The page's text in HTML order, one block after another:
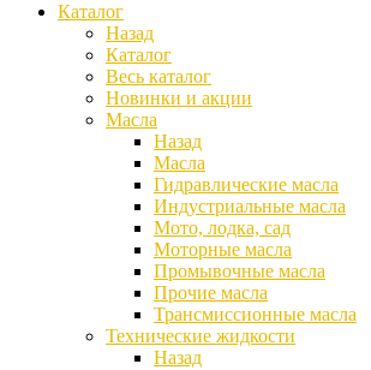
Каталог
Назад
Каталог
Весь каталог
Новинки и акции
Масла
Назад
Масла
Гидравлические масла
Индустриальные масла
Мото, лодка, сад
Моторные масла
Промывочные масла
Прочие масла
Трансмиссионные масла
Технические жидкости
Назад